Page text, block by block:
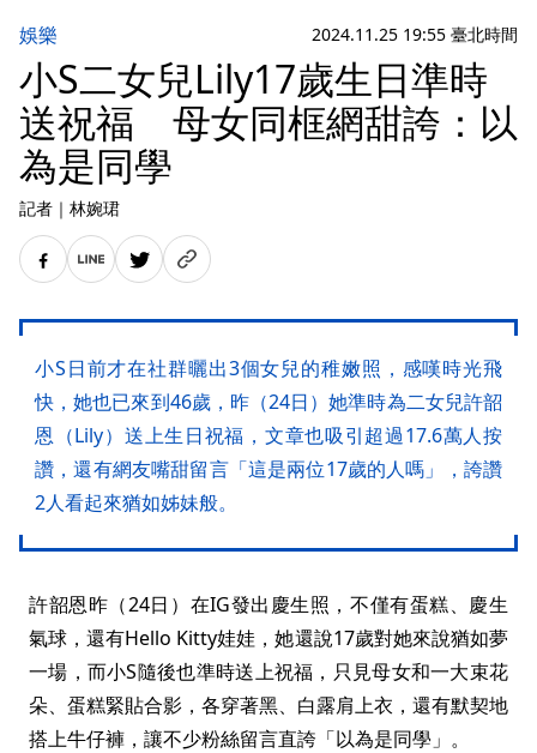
娛樂 2024.11.25 19:55 臺北時間
小S二女兒Lily17歲生日準時
送祝福 母女同框網甜誇：以
為是同學
記者 ｜ 林婉珺
小S日前才在社群曬出3個女兒的稚嫩照，感嘆時光飛
快，她也已來到46歲，昨（24日）她準時為二女兒許韶
恩（Lily）送上生日祝福，文章也吸引超過17.6萬人按
讚，還有網友嘴甜留言「這是兩位17歲的人嗎」，誇讚
2人看起來猶如姊妹般。
許韶恩昨（24日）在IG發出慶生照，不僅有蛋糕、慶生
氣球，還有Hello Kitty娃娃，她還說17歲對她來說猶如夢
一場，而小S隨後也準時送上祝福，只見母女和一大束花
朵、蛋糕緊貼合影，各穿著黑、白露肩上衣，還有默契地
搭上牛仔褲，讓不少粉絲留言直誇「以為是同學」。